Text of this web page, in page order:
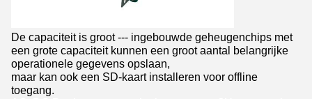
De capaciteit is groot --- ingebouwde geheugenchips met
een grote capaciteit kunnen een groot aantal belangrijke
operationele gegevens opslaan,
maar kan ook een SD-kaart installeren voor offline
toegang.